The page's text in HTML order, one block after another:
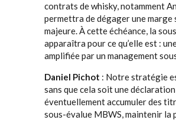
contrats de whisky, notamment
permettra de dégager une marge
majeure. À cette échéance, la
apparaîtra pour ce qu’elle est :
amplifiée par un management
Daniel Pichot : Notre stratégie
sans que cela soit une
éventuellement accumuler des
sous-évalue MBWS, maintenir la